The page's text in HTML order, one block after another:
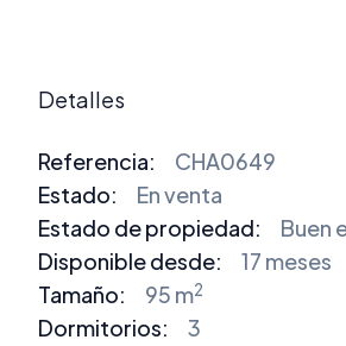
Detalles
Referencia:
CHA0649
Estado:
En venta
Estado de propiedad:
Buen
Disponible desde:
17 meses
Tamaño:
95 m2
Dormitorios:
3